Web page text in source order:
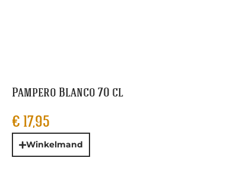
Pampero Blanco 70 cl
€ 17,95
Winkelmand